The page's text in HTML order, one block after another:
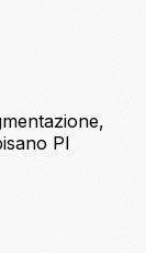
PI